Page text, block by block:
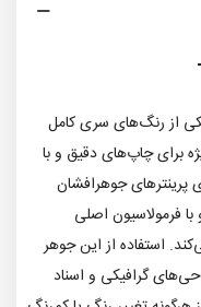
از رنگ‌های سری کامل
برای چاپ‌های دقیق و با
جوهرافشان
فرمولاسیون اصلی
استفاده از این جوهر
گرافیکی و اسناد